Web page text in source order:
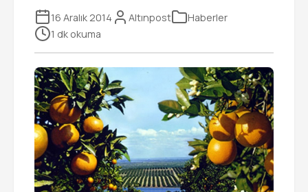
16 Aralık 2014 Altınpost
Haberler
1 dk okuma